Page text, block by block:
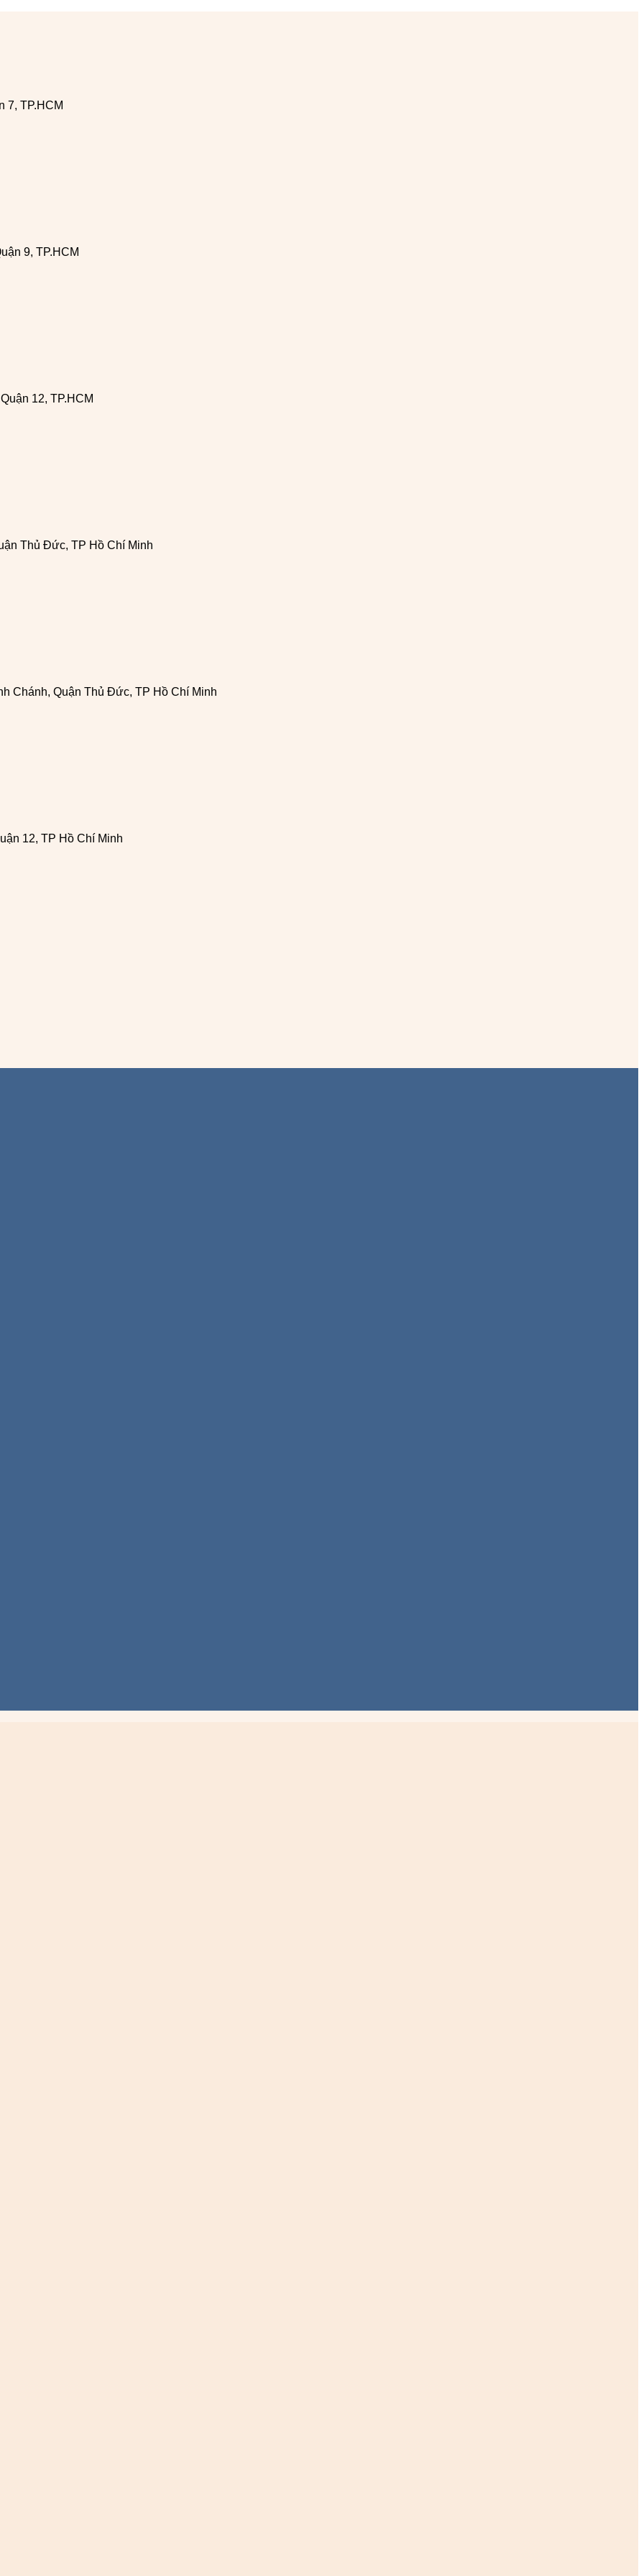
7, TP.HCM
9, TP.HCM
12, TP.HCM
Thủ Đức, TP Hồ Chí Minh
Chánh, Quận Thủ Đức, TP Hồ Chí Minh
12, TP Hồ Chí Minh